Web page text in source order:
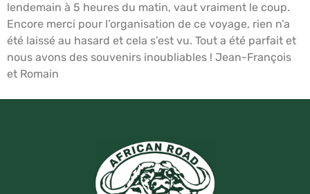
lendemain à 5 heures du matin, vaut vraiment le coup.
Encore merci pour l’organisation de ce voyage, rien n’a
été laissé au hasard et cela s’est vu. Tout a été parfait et
nous avons des souvenirs inoubliables ! Jean-François
et Romain